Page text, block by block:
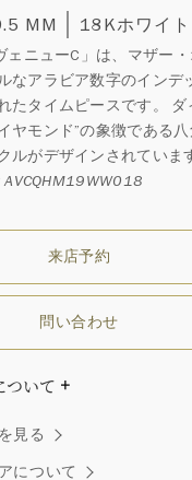
MM 18Kホワイ
ェニューC」は、マザー
なアラビア数字のインデ
たタイムピースです。 ダ
ヤモンド”の象徴である
ルがデザインされていま
来店予約
問い合わせ
ついて
トンはそう語りました。
た最高品質のダイヤモン
見る
について